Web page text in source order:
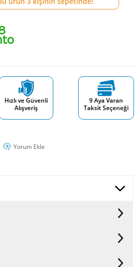
Hızlı ve Güvenli
Alışveriş
9 Aya Varan
Taksit Seçeneği
Yorum Ekle